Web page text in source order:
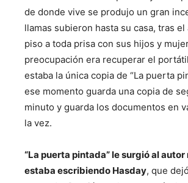
de donde vive se produjo un gran
llamas subieron hasta su casa, tras el
piso a toda prisa con sus hijos y
preocupación era recuperar el
estaba la única copia de “La puerta
ese momento guarda una copia de
minuto y guarda los documentos en
la vez.
“La puerta pintada” le surgió al
estaba escribiendo Hasday, que